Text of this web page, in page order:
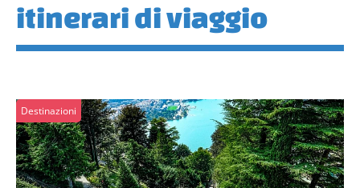
itinerari di viaggio
Destinazioni